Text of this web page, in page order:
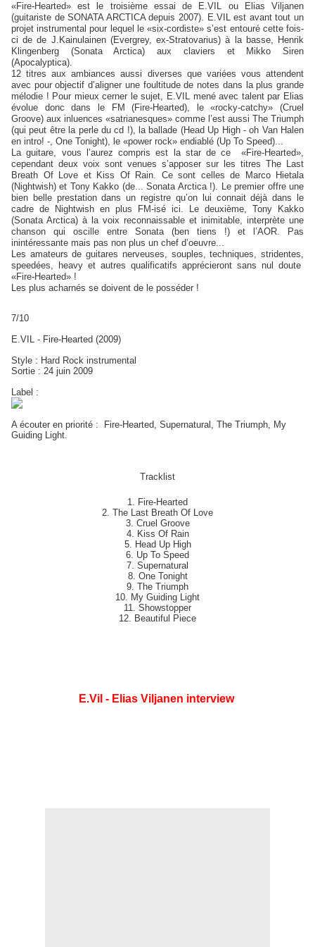
«Fire-Hearted» est le troisième essai de E.VIL ou Elias Viljanen
(guitariste de SONATA ARCTICA depuis 2007). E.VIL est avant tout un
projet instrumental pour lequel le «six-cordiste» s’est entouré cette fois-
ci de de J.Kainulainen (Evergrey, ex-Stratovarius) à la basse, Henrik
Klingenberg (Sonata Arctica) aux claviers et Mikko Siren
(Apocalyptica).
12 titres aux ambiances aussi diverses que variées vous attendent
avec pour objectif d’aligner une foultitude de notes dans la plus grande
mélodie ! Pour mieux cerner le sujet, E.VIL mené avec talent par Elias
évolue donc dans le FM (Fire-Hearted), le «rocky-catchy» (Cruel
Groove) aux inluences «satrianesques» comme l’est aussi The Triumph
(qui peut être la perle du cd !), la ballade (Head Up High - oh Van Halen
en intro! -, One Tonight), le «power rock» endiablé (Up To Speed)...
La guitare, vous l’aurez compris est la star de ce «Fire-Hearted»,
cependant deux voix sont venues s’apposer sur les titres The Last
Breath Of Love et Kiss Of Rain. Ce sont celles de Marco Hietala
(Nightwish) et Tony Kakko (de... Sonata Arctica !). Le premier offre une
bien belle prestation dans un registre qu’on lui connait déjà dans le
cadre de Nightwish en plus FM-isé ici. Le deuxième, Tony Kakko
(Sonata Arctica) à la voix reconnaissable et inimitable, interprète une
chanson qui oscille entre Sonata (ben tiens !) et l’AOR. Pas
inintéressante mais pas non plus un chef d’oeuvre...
Les amateurs de guitares nerveuses, souples, techniques, stridentes,
speedées, heavy et autres qualificatifs apprécieront sans nul doute
«Fire-Hearted» !
Les plus acharnés se doivent de le posséder !
7/10
E.VIL - Fire-Hearted (2009)
Style : Hard Rock instrumental
Sortie : 24 juin 2009
Label :
A écouter en priorité : Fire-Hearted, Supernatural, The Triumph, My
Guiding Light.
Tracklist
1. Fire-Hearted
2. The Last Breath Of Love
3. Cruel Groove
4. Kiss Of Rain
5. Head Up High
6. Up To Speed
7. Supernatural
8. One Tonight
9. The Triumph
10. My Guiding Light
11. Showstopper
12. Beautiful Piece
E.Vil - Elias Viljanen interview